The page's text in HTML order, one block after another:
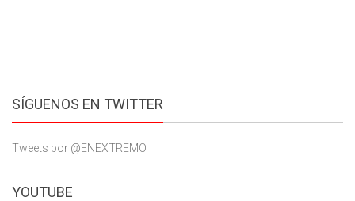
SÍGUENOS EN TWITTER
Tweets por @ENEXTREMO
YOUTUBE